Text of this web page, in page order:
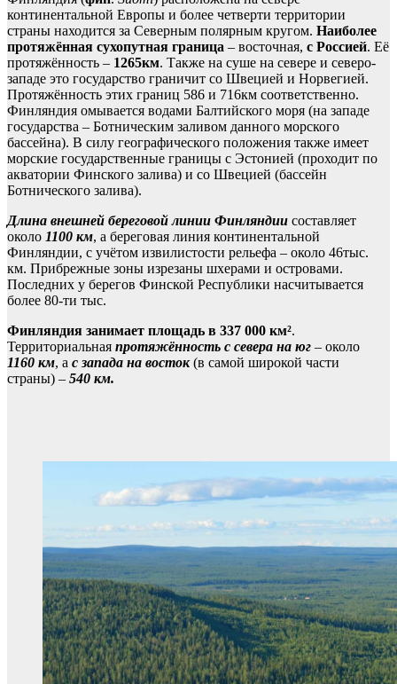
континентальной Европы и более четверти территории
страны находится за Северным полярным кругом. Наиболее
протяжённая сухопутная граница – восточная, с Россией. Её
протяжённость – 1265км. Также на суше на севере и северо-
западе это государство граничит со Швецией и Норвегией.
Протяжённость этих границ 586 и 716км соответственно.
Финляндия омывается водами Балтийского моря (на западе
государства – Ботническим заливом данного морского
бассейна). В силу географического положения также имеет
морские государственные границы с Эстонией (проходит по
акватории Финского залива) и со Швецией (бассейн
Ботнического залива).
Длина внешней береговой линии Финляндии составляет
около 1100 км, а береговая линия континентальной
Финляндии, с учётом извилистости рельефа – около 46тыс.
км. Прибрежные зоны изрезаны шхерами и островами.
Последних у берегов Финской Республики насчитывается
более 80-ти тыс.
Финляндия занимает площадь в 337 000 км².
Территориальная протяжённость с севера на юг – около
1160 км, а с запада на восток(в самой широкой части
страны) – 540 км.